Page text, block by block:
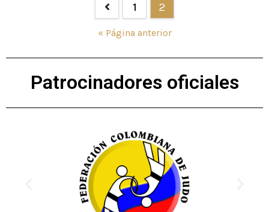
1 2
« Página anterior
Patrocinadores oficiales